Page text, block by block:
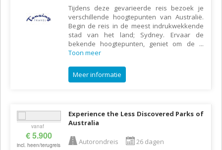
Tijdens deze gevarieerde reis bezoek je
verschillende hoogtepunten van Australië.
Begin de reis in de meest indrukwekkende
stad van het land; Sydney. Ervaar de
bekende hoogtepunten, geniet om de ...
Toon meer
Meer informatie
vanaf
€ 5.900
incl. heen/terugreis
Experience the Less Discovered Parks of
Australia
Autorondreis
26 dagen